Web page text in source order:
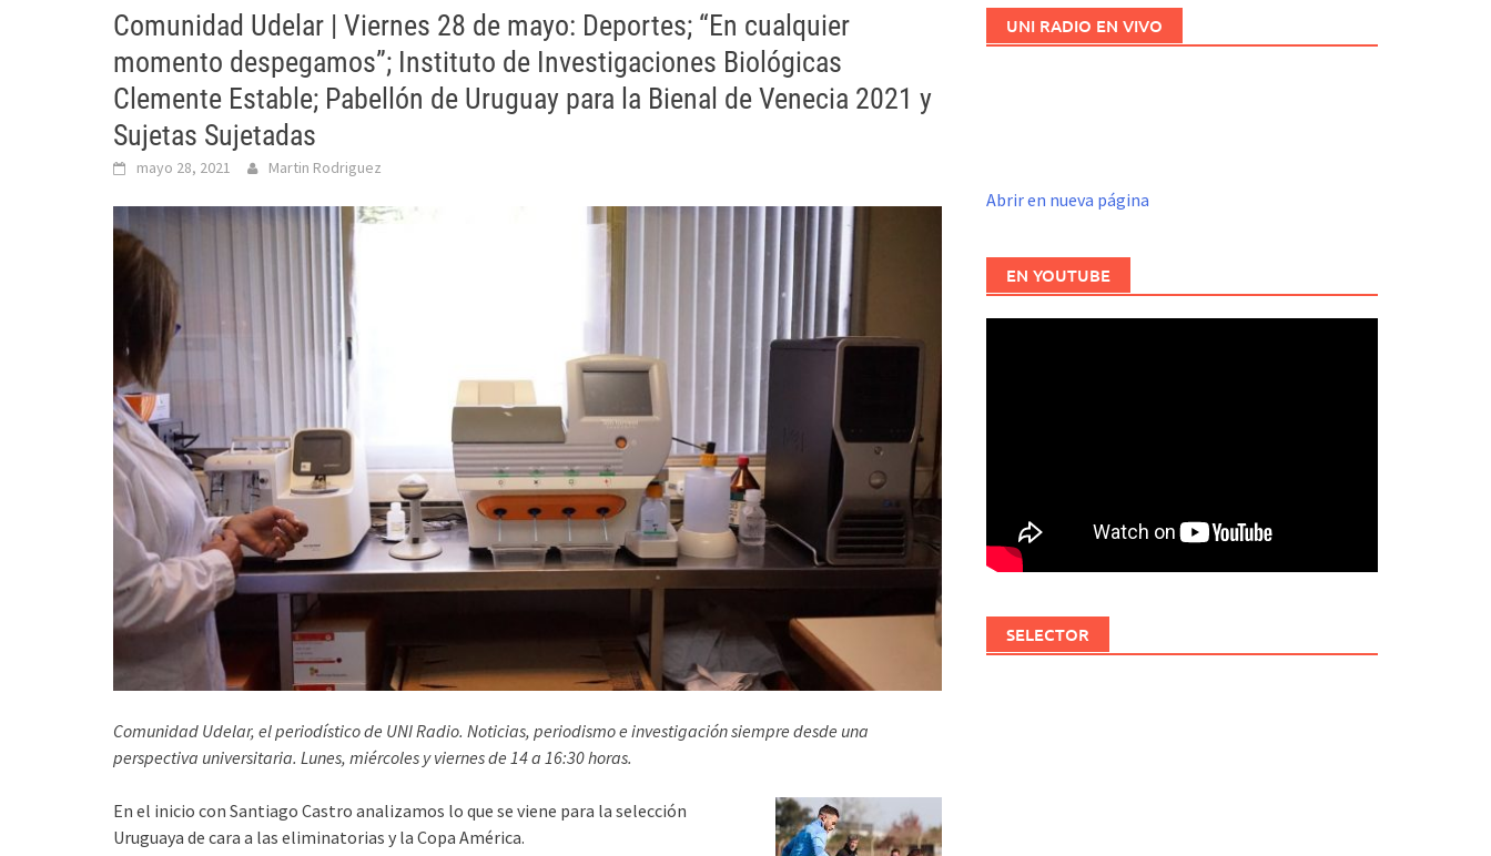
Comunidad Udelar | Viernes 28 de mayo: Deportes; “En cualquier
momento despegamos”; Instituto de Investigaciones Biológicas
Clemente Estable; Pabellón de Uruguay para la Bienal de Venecia 2021 y
Sujetas Sujetadas
mayo 28, 2021 Martin Rodriguez
Comunidad Udelar, el periodístico de UNI Radio. Noticias, periodismo e investigación siempre desde una
perspectiva universitaria. Lunes, miércoles y viernes de 14 a 16:30 horas.
En el inicio con Santiago Castro analizamos lo que se viene para la selección
Uruguaya de cara a las eliminatorias y la Copa América.
UNI RADIO EN VIVO
Abrir en nueva página
EN YOUTUBE
SELECTOR